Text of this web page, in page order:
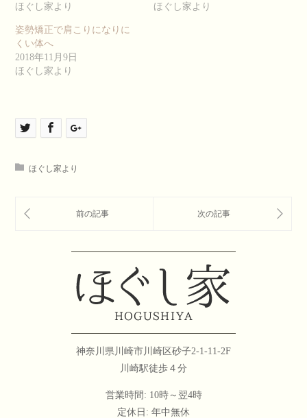
ほぐし家より
ほぐし家より
姿勢矯正で肩こりになりに
くい体へ
2018年11月9日
ほぐし家より
ほぐし家より
神奈川県川崎市川崎区砂子2-1-11-2F
川崎駅徒歩４分
営業時間: 10時～翌4時
定休日: 年中無休